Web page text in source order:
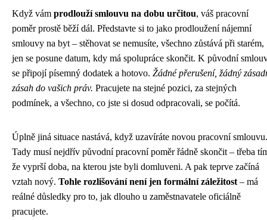
Když vám prodlouží smlouvu na dobu určitou, váš pracovní
poměr prostě běží dál. Představte si to jako prodloužení nájemní
smlouvy na byt – stěhovat se nemusíte, všechno zůstává při starém,
jen se posune datum, kdy má spolupráce skončit. K původní
se připojí písemný dodatek a hotovo. Žádné přerušení, žádný
zásah do vašich práv. Pracujete na stejné pozici, za stejných
podmínek, a všechno, co jste si dosud odpracovali, se počítá.
Úplně jiná situace nastává, když uzavíráte novou pracovní smlouvu.
Tady musí nejdřív původní pracovní poměr řádně skončit – třeba
že vyprší doba, na kterou jste byli domluveni. A pak teprve začíná
vztah nový. Tohle rozlišování není jen formální záležitost – má
reálné důsledky pro to, jak dlouho u zaměstnavatele oficiálně
pracujete.